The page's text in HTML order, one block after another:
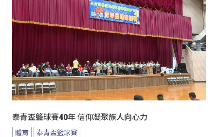
泰青盃籃球賽40年 信仰凝聚族人向心力
體育 泰青盃籃球賽